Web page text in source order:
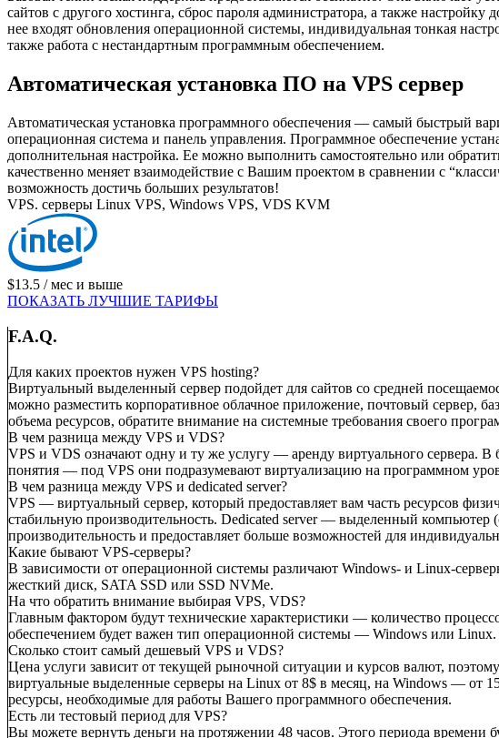
сайтов с другого хостинга, сброс пароля администратора, а также
нее входят обновления операционной системы, индивидуальная тонкая
также работа с нестандартным программным обеспечением.
Автоматическая установка ПО на VPS сервер
Автоматическая установка программного обеспечения — самый быстрый
операционная система и панель управления. Программное обеспечение
дополнительная настройка. Ее можно выполнить самостоятельно или
качественно меняет взаимодействие с Вашим проектом в сравнении с
возможность достичь больших результатов!
VPS. серверы Linux VPS, Windows VPS, VDS KVM
$13.5 / мес и выше
ПОКАЗАТЬ ЛУЧШИЕ ТАРИФЫ
F.A.Q.
Для каких проектов нужен VPS hosting?
Виртуальный выделенный сервер подойдет для сайтов со средней
можно разместить корпоративное облачное приложение, почтовый сервер,
объема ресурсов, обратите внимание на системные требования своего
В чем разница между VPS и VDS?
VPS и VDS означают одну и ту же услугу — аренду виртуального сервера.
понятия — под VPS они подразумевают виртуализацию на программном
В чем разница между VPS и dedicated server?
VPS — виртуальный сервер, который предоставляет вам часть ресурсов
стабильную производительность. Dedicated server — выделенный
производительность и предоставляет больше возможностей для
Какие бывают VPS-серверы?
В зависимости от операционной системы различают Windows- и Linux-
жесткий диск, SATA SSD или SSD NVMe.
На что обратить внимание выбирая VPS, VDS?
Главным фактором будут технические характеристики — количество
обеспечением будет важен тип операционной системы — Windows или
Сколько стоит самый дешевый VPS и VDS?
Цена услуги зависит от текущей рыночной ситуации и курсов валют,
виртуальные выделенные серверы на Linux от 8$ в месяц, на Windows — от
ресурсы, необходимые для работы Вашего программного обеспечения.
Есть ли тестовый период для VPS?
Вы можете вернуть деньги на протяжении 48 часов. Этого периода времени